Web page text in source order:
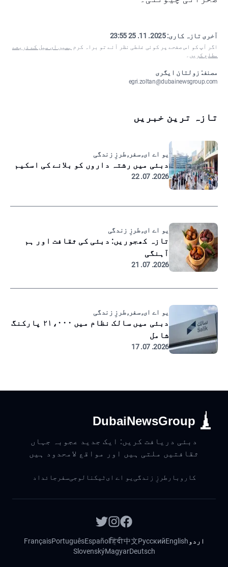
آخری تازہ کاری:2025. 11. 25 23:55
اگر آپ کو اس صفحے پر کوئی غلطی نظر آئے تو براہ کرم ہمیں ای میل کے ذریعے
مطلع کریں ۔
مصنف: زولتان ایگری
egri.zoltan@dubainewsgroup.com
تازہ ترین خبریں
یو اے ای, سفر, طرزِ زندگی
دبئی میں رشتہ داروں کو بلانے کی اسکیم
2026. 07. 22
یو اے ای, طرزِ زندگی
تازہ کھجوریں: دبئی کی ثقافت اور ہم
آہنگی
2026. 07. 21
یو اے ای, سفر, طرزِ زندگی
دبئی میں سالک نظام میں ۲۱،۰۰۰ پارکنگ
شامل
2026. 07. 17
DubaiNewsGroup
دبئی دریافت کریں: ایک جدید عجوبہ جہاں
ثقافتیں ملتی ہیں اور مواقع لامحدود ہیں
کاروبار طرزِ زندگی یو اے ایٹیکنالوجیسفر جائداد
اردو English
Русский
中文
हिंदी
Español
Português
Français
Deutsch
Magyar
Slovenský